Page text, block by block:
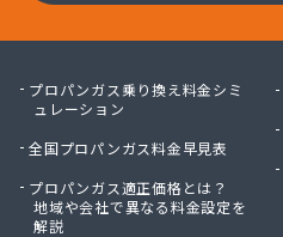
株式会社福田屋
株式会社米沢商店
株式会社豊島商会
株式会社木村徳蔵商店
株式会社野口商店
プロパンガス乗り換え料金シミ
ュレーション
全国プロパンガス料金早見表
プロパンガス適正価格とは？
地域や会社で異なる料金設定を
解説